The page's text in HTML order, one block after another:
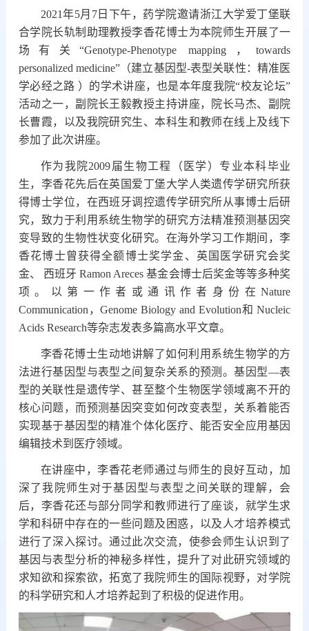
2021年5月 7日下午，药学院邀请浙江大学爱丁堡联
合学院长轨制助理教授李香花博士为本院师生开展了一
场有关“Genotype-Phenotype mapping ，towards
personalized medicine”（建立基因型-表型关联性：精准医
学必经之路 ）的学术讲座，也是本年度我院“校友论坛”
活动之一，副院长王毅教授主持讲座，院长马杰、副院
长曹霞，以及我院研究生、本科生和教师在线上及线下
参加了此次讲座。
作为我院2009届生物工程（医学）专业本科毕业
生，李香花先后在英国爱丁堡大学人类遗传学研究所获
得博士学位， 在西班牙调控遗传学研究所从事博士后研
究， 致力于利用系统生物学的研究方法精准预测基因突
变导致的生物性状变化研究。 在海外学习工作期间，李
香花博士曾获得全额博士奖学金、英国医学研究会奖
金、
西班牙 Ramon Areces基金会博士后奖金等等多种奖
项。 以第一作者或通讯作者身份在Nature
Communication ，Genome Biology and Evolution和Nucleic
Acids Research等杂志发表多篇高水平文章。
李香花博士生动地讲解了如何利用系统生物学的方
法进行基因型与表型之间复杂关系的预测。基因型—表
型的关联性是遗传学、甚至整个生物医学领域离不开的
核心问题，而预测基因突变如何改变表型，关系着能否
实现基于基因型的精准个体化医疗、能否安全应用基因
编辑技术到医疗领域。
在讲座中，李香花老师通过与师生的良好互动，加
深了我院师生对于基因型与表型之间关联的理解，会
后，李香花还与部分同学和教师进行了座谈，就学生求
学和科研中存在的一些问题及困惑，以及人才培养模式
进行了深入探讨。通过此次交流，使参会师生认识到了
基因与表型分析的神秘多样性，提升了对此研究领域的
求知欲和探索欲，拓宽了我院师生的国际视野，对学院
的科学研究和人才培养起到了积极的促进作用。